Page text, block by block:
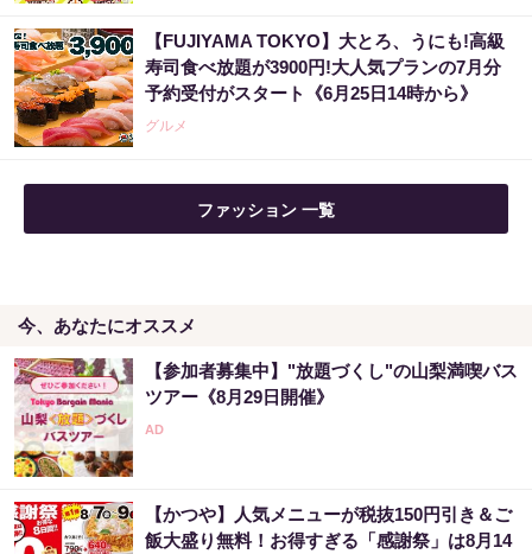
【FUJIYAMA TOKYO】大とろ、うにも!高級
寿司食べ放題が3900円!大人気プランの7月分
予約受付がスタート《6月25日14時から》
グルメ
ファッション 一覧
今、あなたにオススメ
【参加者募集中】"放題づくし"の山梨満喫バス
ツアー《8月29日開催》
【かつや】人気メニューが税抜150円引き＆ご
飯大盛り無料！お得すぎる「感謝祭」は8月14